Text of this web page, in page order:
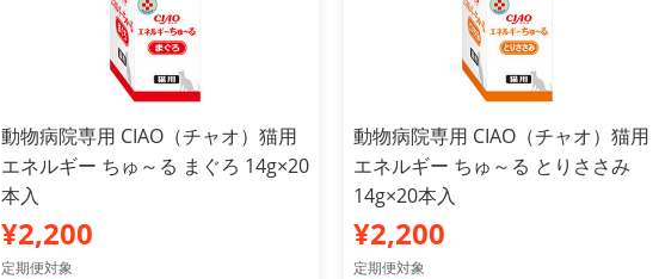
動物病院専用 CIAO（チャオ）猫用
エネルギー ちゅ～る まぐろ 14g×20
本入
¥2,200
定期便対象
動物病院専用 CIAO（チャオ）猫用
エネルギー ちゅ～る とりささみ
14g×20本入
¥2,200
定期便対象